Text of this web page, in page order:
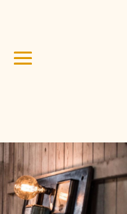
this text inline